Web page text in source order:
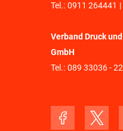
Tel.: 0911 264441 |
Verband Druck
GmbH
Tel.: 089 33036 -